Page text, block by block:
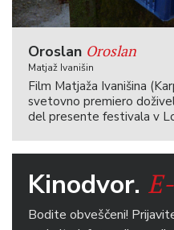
Oroslan Oroslan
Matjaž Ivanišin
Film Matjaža Ivanišina
svetovno premiero
del presente festivala v
Kinodvor.
Bodite obveščeni!